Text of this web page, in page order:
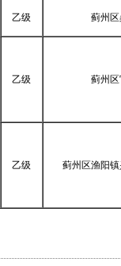
乙级 蓟州
乙级 蓟州
乙级 蓟州区渔阳